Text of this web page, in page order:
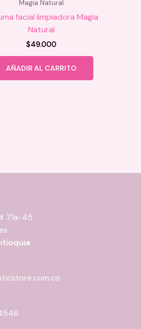
Magia Natural
facial limpiadora Magia
Natural
$49.000
AÑADIR AL CARRITO
71a-45